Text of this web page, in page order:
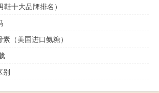
十大品牌排名）
（美国进口氨糖）
别